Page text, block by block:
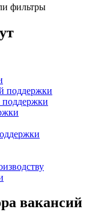
фильтры
поддержки
поддержки
вакансий